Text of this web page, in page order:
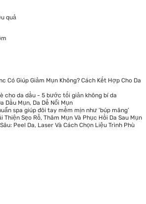
quả
Có Giúp Giảm Mụn Không? Cách Kết Hợp Cho Da
cho da dầu - 5 bước tối giản không bí da
Dầu Mụn, Da Dễ Nổi Mụn
spa giúp đôi tay mềm mịn như ‘búp măng’
Thiện Sẹo Rỗ, Thâm Mụn Và Phục Hồi Da Sau Mụn
Peel Da, Laser Và Cách Chọn Liệu Trình Phù